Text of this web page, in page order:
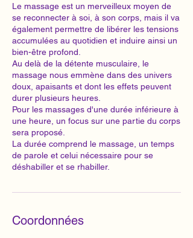
Le massage est un merveilleux moyen de
se reconnecter à soi, à son corps, mais il va
également permettre de libérer les tensions
accumulées au quotidien et induire ainsi un
bien-être profond.
Au delà de la détente musculaire, le
massage nous emmène dans des univers
doux, apaisants et dont les effets peuvent
durer plusieurs heures.
Pour les massages d'une durée inférieure à
une heure, un focus sur une partie du corps
sera proposé.
La durée comprend le massage, un temps
de parole et celui nécessaire pour se
déshabiller et se rhabiller.
Coordonnées